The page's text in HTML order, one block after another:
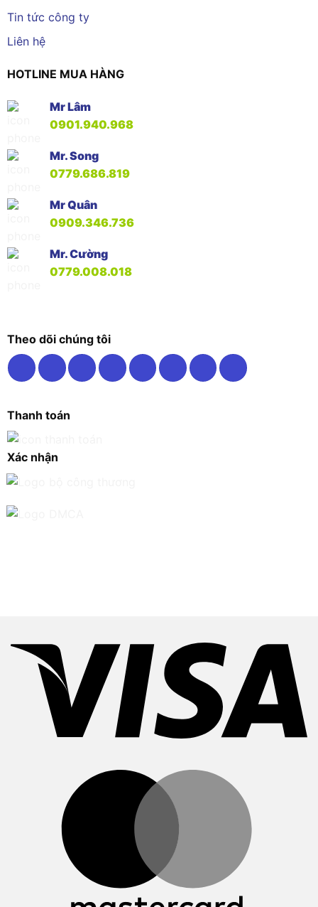
Tin tức công ty
Liên hệ
HOTLINE MUA HÀNG
Mr Lâm
0901.940.968
Mr. Song
0779.686.819
Mr Quân
0909.346.736
Mr. Cường
0779.008.018
Theo dõi chúng tôi
Thanh toán
Xác nhận